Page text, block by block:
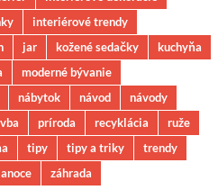
interiérové trendy
jar kožené sedačky
kuchyňa
moderné bývanie
nábytok návod
návody
príroda recyklácia
ruže
tipy tipy a triky
trendy
záhrada